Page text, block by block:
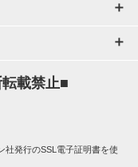
載禁止■
社発行のSSL電子証明書を使